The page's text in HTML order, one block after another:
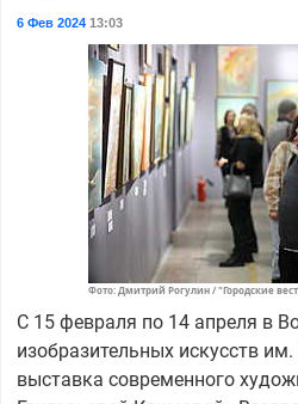
6 Фев 202413:03
Фото: Дмитрий Рогулин / "Городские
С 15 февраля по 14 апреля в
изобразительных искусств
выставка современного